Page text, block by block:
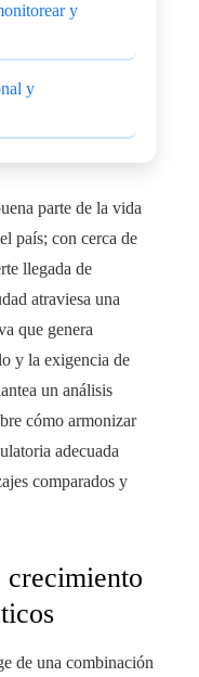
y
y
parte de la vida
país; con cerca de
llegada de
atraviesa una
que genera
y la exigencia de
un análisis
cómo armonizar
adecuada
comparados y
crecimiento
de una combinación